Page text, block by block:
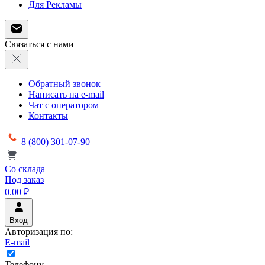
Для Рекламы
Связаться с нами
Обратный звонок
Написать на e-mail
Чат с оператором
Контакты
8 (800) 301-07-90
Со склада
Под заказ
0.00 ₽
Вход
Авторизация по:
E-mail